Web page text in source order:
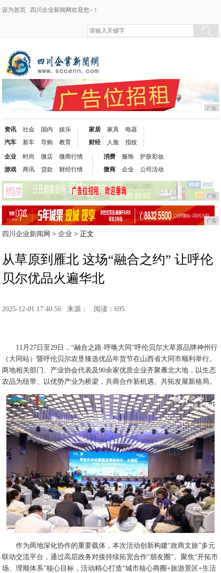
设为首页 四川企业新闻网欢迎您~！
广告
资讯
汽车
社会
新车
国内
导购
娱乐
教育
家居
财经
家具
人脸
电器
指纹
企业
游戏
时尚
商讯
微店
贷款
微商行情
财经行情
消费
微商
服饰
企业
护肤彩妆
公司活动
广告
广告
四川企业新闻网 >企业 > 正文
从草原到雁北 这场“融合之约” 让呼伦
贝尔优品火遍华北
2025-12-01 17:40:56 来源： 阅读：695
11月27日至29日，“融合之路·呼唤大同”呼伦贝尔大草原品牌神州行
（大同站）暨呼伦贝尔农垦臻选优品年货节在山西省大同市顺利举行。
两地相关部门、产业协会代表及90余家优质企业齐聚雁北大地，以生态
农品为纽带、以优势产业为桥梁，共商合作新机遇、共拓发展新格局。
作为两地深化协作的重要载体，本次活动创新构建“政商文旅”多元
联动交流平台，通过高层政务对接持续拓宽合作“朋友圈”。聚焦“开拓市
场、理顺体系”核心目标，活动精心打造“城市核心商圈+旅游景区+生活